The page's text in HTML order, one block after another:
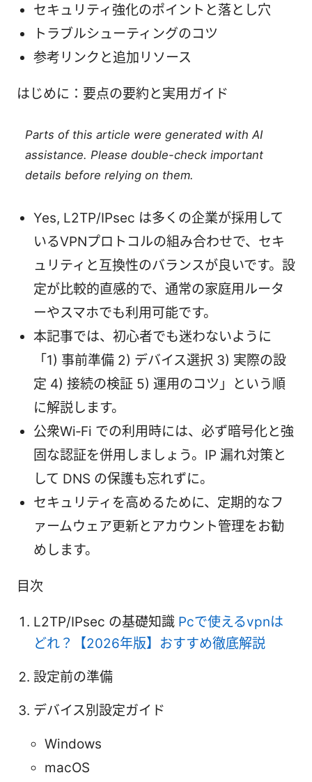
セキュリティ強化のポイントと落とし穴
トラブルシューティングのコツ
参考リンクと追加リソース
はじめに：要点の要約と実用ガイド
Parts of this article were generated with AI
assistance. Please double-check important
details before relying on them.
Yes, L2TP/IPsec は多くの企業が採用して
いるVPNプロトコルの組み合わせで、セキ
ュリティと互換性のバランスが良いです。設
定が比較的直感的で、通常の家庭用ルータ
ーやスマホでも利用可能です。
本記事では、初心者でも迷わないように
「1) 事前準備 2) デバイス選択 3) 実際の設
定 4) 接続の検証 5) 運用のコツ」という順
に解説します。
公衆Wi‑Fi での利用時には、必ず暗号化と強
固な認証を併用しましょう。IP 漏れ対策と
して DNS の保護も忘れずに。
セキュリティを高めるために、定期的なフ
ァームウェア更新とアカウント管理をお勧
めします。
目次
L2TP/IPsec の基礎知識 Pcで使えるvpnは
どれ？【2026年版】おすすめ徹底解説
設定前の準備
デバイス別設定ガイド
Windows
macOS